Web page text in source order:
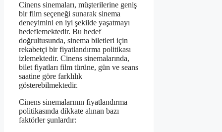
Cinens sinemaları, müşterilerine geniş
bir film seçeneği sunarak sinema
deneyimini en iyi şekilde yaşatmayı
hedeflemektedir. Bu hedef
doğrultusunda, sinema biletleri için
rekabetçi bir fiyatlandırma politikası
izlemektedir. Cinens sinemalarında,
bilet fiyatları film türüne, gün ve seans
saatine göre farklılık
gösterebilmektedir.
Cinens sinemalarının fiyatlandırma
politikasında dikkate alınan bazı
faktörler şunlardır: